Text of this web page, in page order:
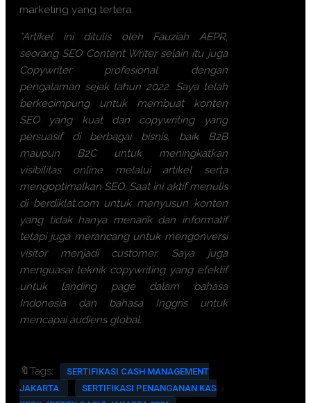
marketing yang tertera.
*Artikel ini ditulis oleh Fauziah AEPR,
seorang SEO Content Writer selain itu juga
Copywriter profesional dengan
pengalaman sejak tahun 2022. Saya telah
berkecimpung untuk membuat konten
SEO yang kuat dan copywriting yang
persuasif di berbagai bisnis, baik B2B
maupun B2C untuk meningkatkan
visibilitas online melalui artikel serta
mengoptimalkan SEO. Saat ini aktif menulis
di berdiklat.com untuk menyusun konten
yang tidak hanya menarik dan informatif
tetapi juga merancang untuk mengonversi
visitor menjadi customer. Saya juga
menguasai teknik copywriting yang efektif
untuk landing page dalam bahasa
Indonesia dan bahasa Inggris untuk
mencapai audiens global.
🔖Tags:
SERTIFIKASI CASH MANAGEMENT
JAKARTA
SERTIFIKASI PENANGANAN KAS